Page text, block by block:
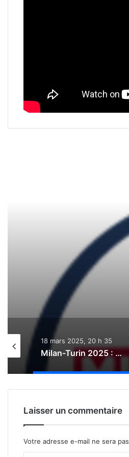
18 mars 2025, 20 h 35
Milan-Turin 2025 : Le direct
Laisser un commentaire
Votre adresse e-mail ne sera